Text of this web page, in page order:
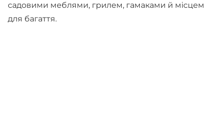
садовими меблями, грилем, гамаками й місцем
для багаття.